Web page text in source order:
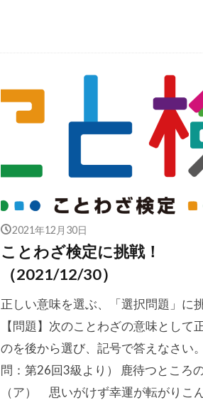
2021年12月30日
ことわざ検定に挑戦！
（2021/12/30）
正しい意味を選ぶ、「選択問題」に
【問題】次のことわざの意味として
のを後から選び、記号で答えなさい
問：第26回3級より） 鹿待つところ
（ア） 思いがけず幸運が転がりこ